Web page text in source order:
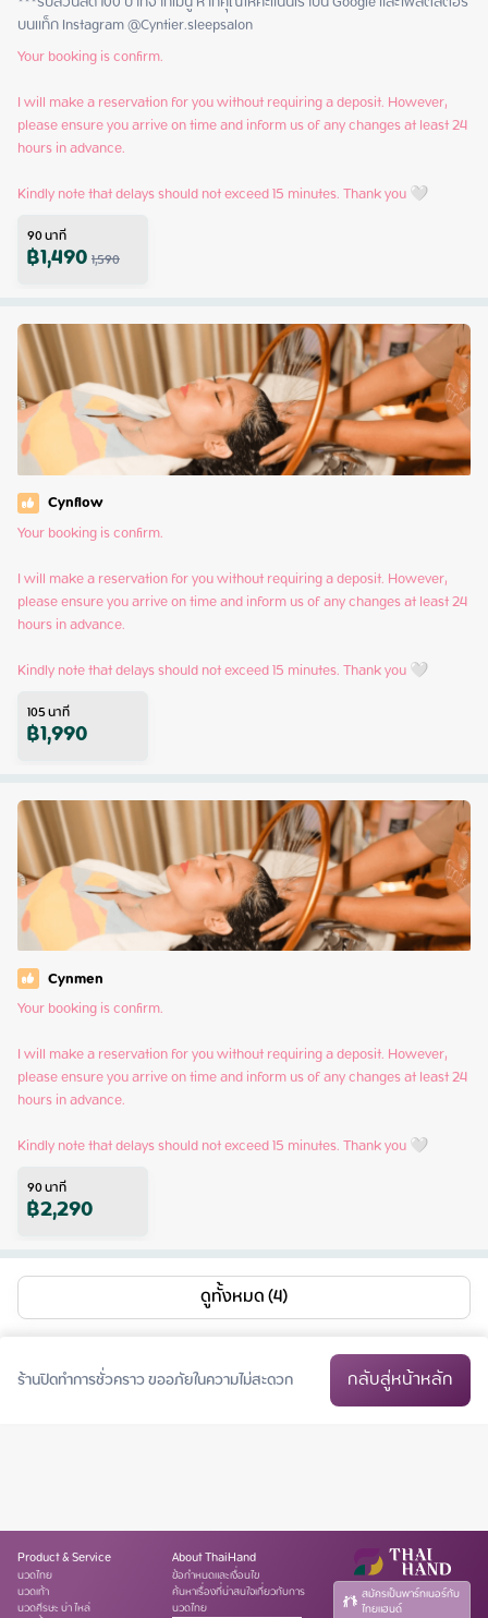
บนแท็ก Instagram @Cyntier.sleepsalon
Your booking is confirm.
I will make a reservation for you without requiring a deposit. However,
please ensure you arrive on time and inform us of any changes at least 24
hours in advance.
Kindly note that delays should not exceed 15 minutes. Thank you 🤍
90นาที
฿1,4901,590
Cynflow
Your booking is confirm.
I will make a reservation for you without requiring a deposit. However,
please ensure you arrive on time and inform us of any changes at least 24
hours in advance.
Kindly note that delays should not exceed 15 minutes. Thank you 🤍
105นาที
฿1,990
Cynmen
Your booking is confirm.
I will make a reservation for you without requiring a deposit. However,
please ensure you arrive on time and inform us of any changes at least 24
hours in advance.
Kindly note that delays should not exceed 15 minutes. Thank you 🤍
90นาที
฿2,290
ดูทั้งหมด (4)
ร้านปิดทำการชั่วคราว ขออภัยในความไม่สะดวก กลับสู่หน้าหลัก
Product & Service
นวดไทย
นวดเท้า
นวดศีรษะ บ่า ไหล่
About ThaiHand
ข้อกำหนดและเงื่อนไข
ค้นหาเรื่องที่น่าสนใจเกี่ยวกับการ
นวดไทย
สมัครเป็นพาร์ทเนอร์กับ
ไทยแฮนด์